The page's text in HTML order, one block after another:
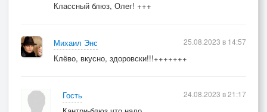
Классный блюз, Олег! +++
Михаил Энс
Клёво, вкусно, здоровски!!!+++++++
25.08.2023 в 14:57
Гость
24.08.2023 в 21:17